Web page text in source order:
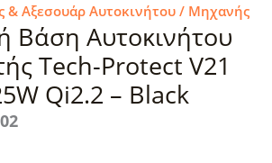
& Αξεσουάρ Αυτοκινήτου / Μηχανής
Βάση Αυτοκινήτου
Tech-Protect V21
Qi2.2 – Black